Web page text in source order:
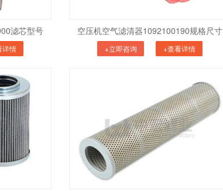
滤芯型号
详情
空压机空气滤清器1092100190规格尺寸
+立即咨询 +查看详情